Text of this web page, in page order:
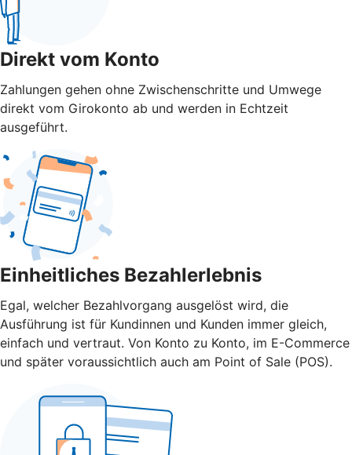
Direkt vom Konto
Zahlungen gehen ohne Zwischenschritte und Umwege
direkt vom Girokonto ab und werden in Echtzeit
ausgeführt.
Einheitliches Bezahlerlebnis
Egal, welcher Bezahlvorgang ausgelöst wird, die
Ausführung ist für Kundinnen und Kunden immer gleich,
einfach und vertraut. Von Konto zu Konto, im E-Commerce
und später voraussichtlich auch am Point of Sale (POS).